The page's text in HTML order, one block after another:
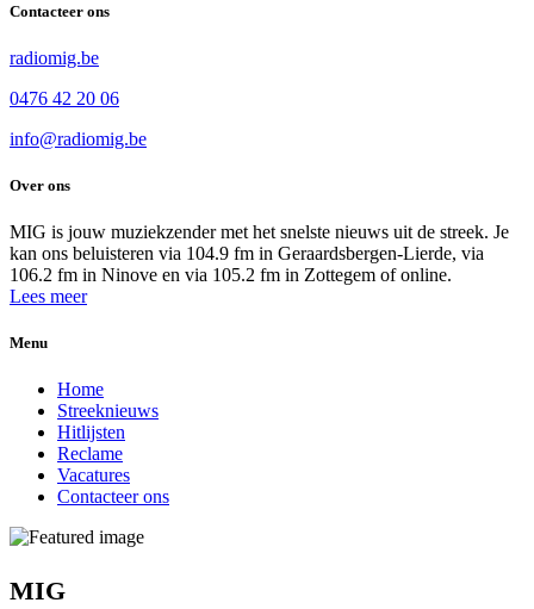
Contacteer ons
radiomig.be
0476 42 20 06
info@radiomig.be
Over ons
MIG is jouw muziekzender met het snelste nieuws uit de streek. Je
kan ons beluisteren via 104.9 fm in Geraardsbergen-Lierde, via
106.2 fm in Ninove en via 105.2 fm in Zottegem of online.
Lees meer
Menu
Home
Streeknieuws
Hitlijsten
Reclame
Vacatures
Contacteer ons
MIG